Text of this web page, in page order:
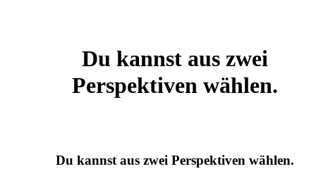
Du kannst aus zwei
Perspektiven wählen.
Du kannst aus zwei Perspektiven wählen.